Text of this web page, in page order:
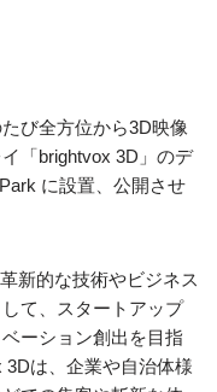
び全方位から3D映像
「brightvox 3D」のデ
に設置、公開させ
新的な技術やビジネス
て、スタートアップ
ーション創出を目指
は、企業や自治体様